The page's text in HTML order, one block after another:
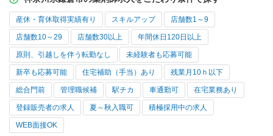
産休・育休取得実績有り スキルアップ 店舗数1～9
店舗数10～29 店舗数30以上 年間休日120日以上
原則、引越しを伴う転勤なし 未経験者も応募可能
新卒も応募可能 住宅補助（手当）あり 残業月10ｈ以下
総合門前 管理職候補 駅チカ 車通勤可 在宅業務あり
登録販売者の求人 夏～秋入職可 積極採用中の求人
WEB面接OK